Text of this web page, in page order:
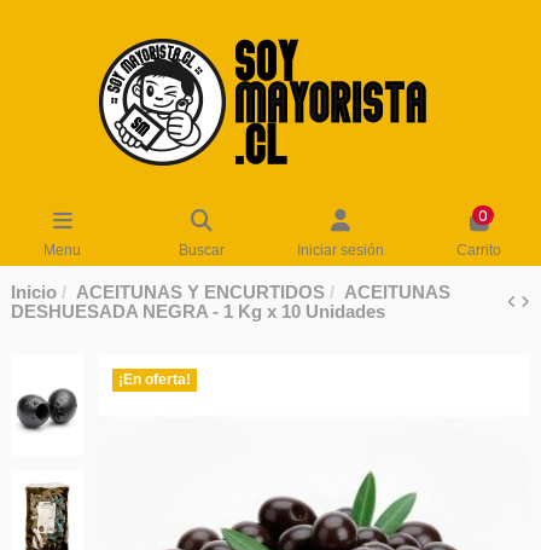
Menu Buscar Iniciar sesión
0
Carrito
Inicio ACEITUNAS Y ENCURTIDOS
ACEITUNAS
DESHUESADA NEGRA - 1 Kg x 10 Unidades
¡En oferta!